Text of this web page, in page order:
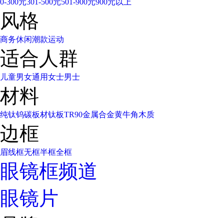
0-300元301-500元501-900元900元以上
风格
商务休闲潮款运动
适合人群
儿童男女通用女士男士
材料
纯钛钨碳板材钛板TR90金属合金黄牛角木质
边框
眉线框无框半框全框
眼镜框频道
眼镜片